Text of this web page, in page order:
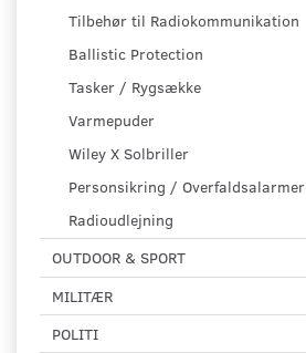
Tilbehør til Radiokommunikation
Ballistic Protection
Tasker / Rygsække
Varmepuder
Wiley X Solbriller
Personsikring / Overfaldsalarmer
Radioudlejning
OUTDOOR & SPORT
MILITÆR
POLITI